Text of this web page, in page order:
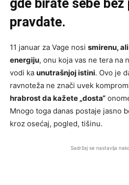
gde birate sebe
pravdate.
11 januar za Vage nosi smirenu,
energiju, onu koja vas ne tera na
vodi ka unutrašnjoj istini. Ovo je
ravnoteža ne znači uvek
hrabrost da kažete „dosta“
Mnogo toga danas postaje jasno
kroz osećaj, pogled, tišinu.
Sadržaj se nastavlja